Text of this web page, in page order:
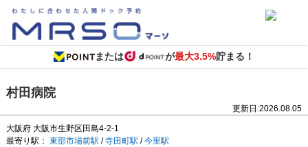
または が最大3.5%貯まる！
村田病院
更新日:2026.08.05
大阪府 大阪市生野区田島4-2-1
最寄り駅： 東部市場前駅 /寺田町駅 /今里駅